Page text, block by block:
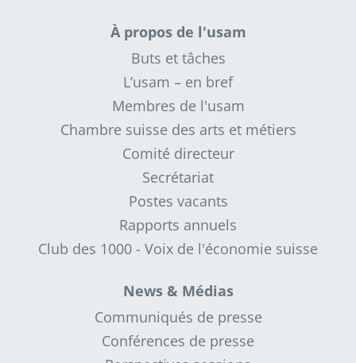
À propos de l'usam
Buts et tâches
L’usam – en bref
Membres de l'usam
Chambre suisse des arts et métiers
Comité directeur
Secrétariat
Postes vacants
Rapports annuels
Club des 1000 - Voix de l'économie suisse
News & Médias
Communiqués de presse
Conférences de presse